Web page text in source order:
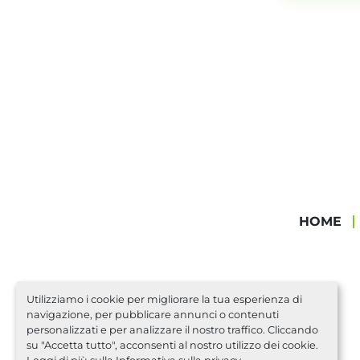
Utilizziamo i cookie per migliorare la tua esperienza di
navigazione, per pubblicare annunci o contenuti
personalizzati e per analizzare il nostro traffico. Cliccando
su "Accetta tutto", acconsenti al nostro utilizzo dei cookie.
HOME